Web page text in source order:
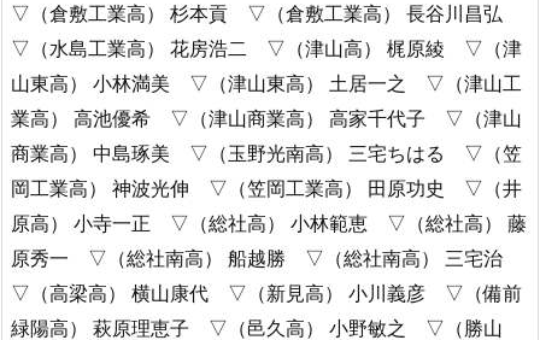
▽（倉敷工業高） 杉本貢 ▽（倉敷工業高） 長谷川昌弘
▽（水島工業高） 花房浩二 ▽（津山高） 梶原綾 ▽（津
山東高） 小林満美 ▽（津山東高） 土居一之 ▽（津山工
業高） 高池優希 ▽（津山商業高） 高家千代子 ▽（津山
商業高） 中島琢美 ▽（玉野光南高） 三宅ちはる ▽（笠
岡工業高） 神波光伸 ▽（笠岡工業高） 田原功史 ▽（井
原高） 小寺一正 ▽（総社高） 小林範恵 ▽（総社高） 藤
原秀一 ▽（総社南高） 船越勝 ▽（総社南高） 三宅治
▽（高梁高） 横山康代 ▽（新見高） 小川義彦 ▽（備前
緑陽高） 萩原理恵子 ▽（邑久高） 小野敏之 ▽（勝山